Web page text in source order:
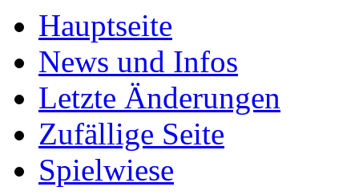
Hauptseite
News und Infos
Letzte Änderungen
Zufällige Seite
Spielwiese